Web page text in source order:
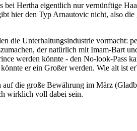
Hertha eigentlich nur vernünftige
hier den Typ Arnautovic nicht, also
die Unterhaltungsindustrie vormacht:
der natürlich mit Imam-Bart
werden könnte - den No-look-Pass
er ein Großer werden. Wie alt ist
die große Bewährung im März
wirklich voll dabei sein.